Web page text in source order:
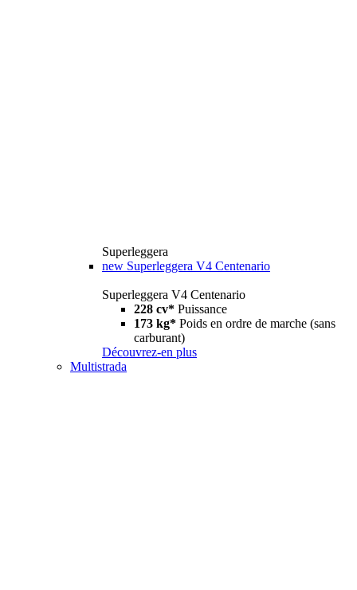
Superleggera
new Superleggera V4 Centenario
Superleggera V4 Centenario
228 cv* Puissance
173 kg* Poids en ordre de marche (sans
carburant)
Découvrez-en plus
Multistrada